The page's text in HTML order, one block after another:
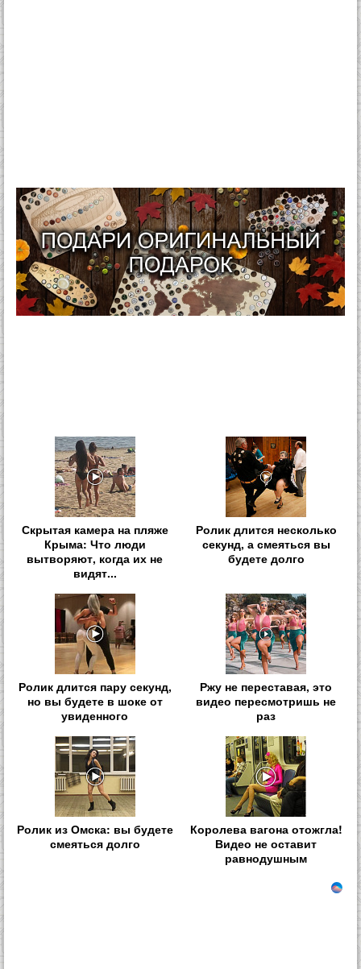
Скрытая камера на пляже
Крыма: Что люди
вытворяют, когда их не
видят...
Ролик длится несколько
секунд, а смеяться вы
будете долго
Ролик длится пару секунд,
но вы будете в шоке от
увиденного
Ржу не переставая, это
видео пересмотришь не
раз
Ролик из Омска: вы будете
смеяться долго
Королева вагона отожгла!
Видео не оставит
равнодушным